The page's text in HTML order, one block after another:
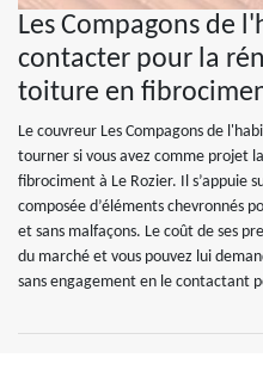
Les Compagons de
contacter pour la
toiture en
Le couvreur Les Compagons de
tourner si vous avez comme projet
fibrociment à Le Rozier. Il s’appuie
composée d’éléments chevronnés
et sans malfaçons. Le coût de ses
du marché et vous pouvez lui
sans engagement en le contactant